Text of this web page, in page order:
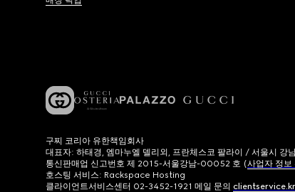
구찌 코리아 유한책임회사
대표자: 하태경, 엠마누엘 델리외, 프란체스코 팔라이 / 서울시
통신판매업 신고번호 제 2015-서울강남-00052 호 (사업자 정보
호스팅 서비스: Rackspace Hosting
클라이언트서비스센터 02-3452-1921 메일 문의